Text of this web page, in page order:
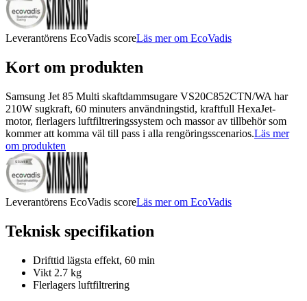
Leverantörens EcoVadis scoreLäs mer om EcoVadis
Kort om produkten
Samsung Jet 85 Multi skaftdammsugare VS20C852CTN/WA har
210W sugkraft, 60 minuters användningstid, kraftfull HexaJet-
motor, flerlagers luftfiltreringssystem och massor av tillbehör som
kommer att komma väl till pass i alla rengöringsscenarios.Läs mer
om produkten
Leverantörens EcoVadis scoreLäs mer om EcoVadis
Teknisk specifikation
Drifttid lägsta effekt, 60 min
Vikt 2.7 kg
Flerlagers luftfiltrering